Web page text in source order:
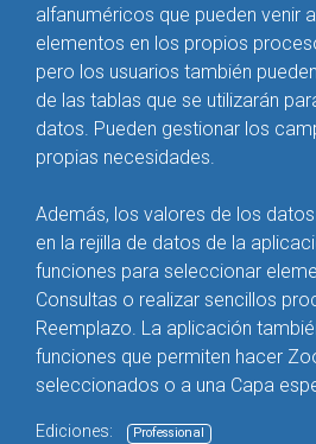
alfanuméricos que pueden venir
elementos en los propios
pero los usuarios también
de las tablas que se utilizarán
datos. Pueden gestionar los
propias necesidades.
Además, los valores de los
en la rejilla de datos de la
funciones para seleccionar
Consultas o realizar sencillos
Reemplazo. La aplicación
funciones que permiten hacer
seleccionados o a una Capa
Ediciones: Professional